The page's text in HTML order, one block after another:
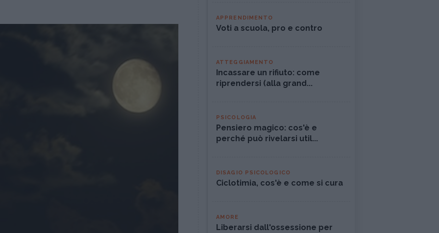
APPRENDIMENTO
Voti a scuola, pro e contro
ATTEGGIAMENTO
Incassare un rifiuto: come
riprendersi (alla grand...
PSICOLOGIA
Pensiero magico: cos'è e
perché può rivelarsi util...
DISAGIO PSICOLOGICO
Ciclotimia, cos'è e come si cura
AMORE
Liberarsi dall'ossessione per